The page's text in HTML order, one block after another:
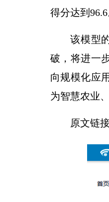
得分达到96.6
该模型
破，将进一
向规模化应
为智慧农业
原文链接